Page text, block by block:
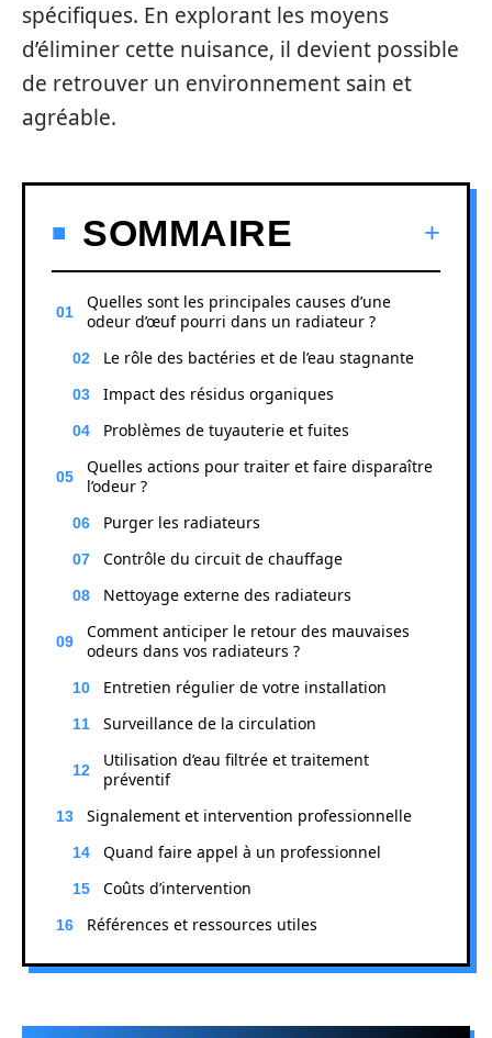
spécifiques. En explorant les moyens
d’éliminer cette nuisance, il devient possible
de retrouver un environnement sain et
agréable.
SOMMAIRE
Quelles sont les principales causes d’une
odeur d’œuf pourri dans un radiateur ?
Le rôle des bactéries et de l’eau stagnante
Impact des résidus organiques
Problèmes de tuyauterie et fuites
Quelles actions pour traiter et faire disparaître
l’odeur ?
Purger les radiateurs
Contrôle du circuit de chauffage
Nettoyage externe des radiateurs
Comment anticiper le retour des mauvaises
odeurs dans vos radiateurs ?
Entretien régulier de votre installation
Surveillance de la circulation
Utilisation d’eau filtrée et traitement
préventif
Signalement et intervention professionnelle
Quand faire appel à un professionnel
Coûts d’intervention
Références et ressources utiles